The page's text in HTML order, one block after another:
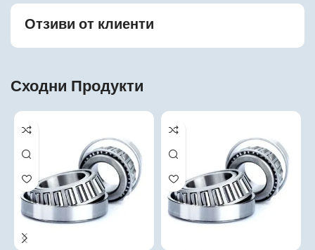
Отзиви от клиенти
Сходни Продукти